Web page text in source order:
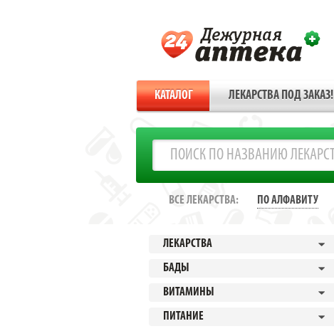
КАТАЛОГ ЛЕКАРСТВА ПОД ЗАКАЗ!
ВСЕ ЛЕКАРСТВА: ПО АЛФАВИТУ
ЛЕКАРСТВА
БАДЫ
ВИТАМИНЫ
ПИТАНИЕ